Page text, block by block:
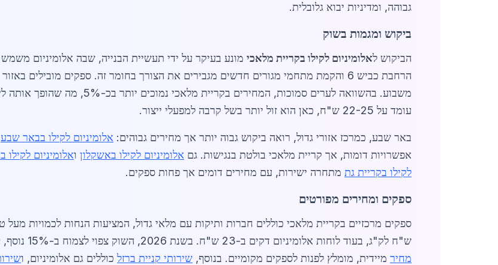
גבוהה, ומדיניות יבוא גלובלית.
ביקוש ומגמות בשוק
הביקוש לאלומיניום לקילו בקריית מלאכי
הרחבת כביש 6 והקמת מתחמי מגורים חדשים מגבירים את הצורך בחומר זה. ספקים
משבוע. בהשוואה לערים סמוכות, המחירים בקריית מלאכי נמוכים יותר בכ-5%, מה שהופך אותה ליעד מועדף. לדוגמה, בעוד
עומד על 22-25 ש"ח, כאן הוא זול יותר בשל קרבה למפעלי ייצור.
באר שבע, כמרכז אזורי גדול, רואה ביקוש גבוה יותר אך מחירים גבוהים: אלומיניום לקילו בבאר שבע
אפשרויות דומות, אך קריית מלאכי בולטת בנגישות. גם אלומיניום לקילו באשקלון ואלומיניום לקילו
לקילו בקריית גת מתחרה ישירות, עם מחירים דומים אך פחות ספקים.
ספקים ומחירים מפורטים
ש"ח לק"ג, בעוד לוחות אלומיניום דקים ב-23 ש"ח. בשנת 2026, השוק צפוי לצמוח ב-15% נוסף, עם דגש על אלומיניום ירוק ממוחזר. לקבלת
מחיר מיידית, מומלץ לפנות לספקים מקומיים. בנוסף, שירותי קניית ברזל כוללים גם אלומיניום, ו